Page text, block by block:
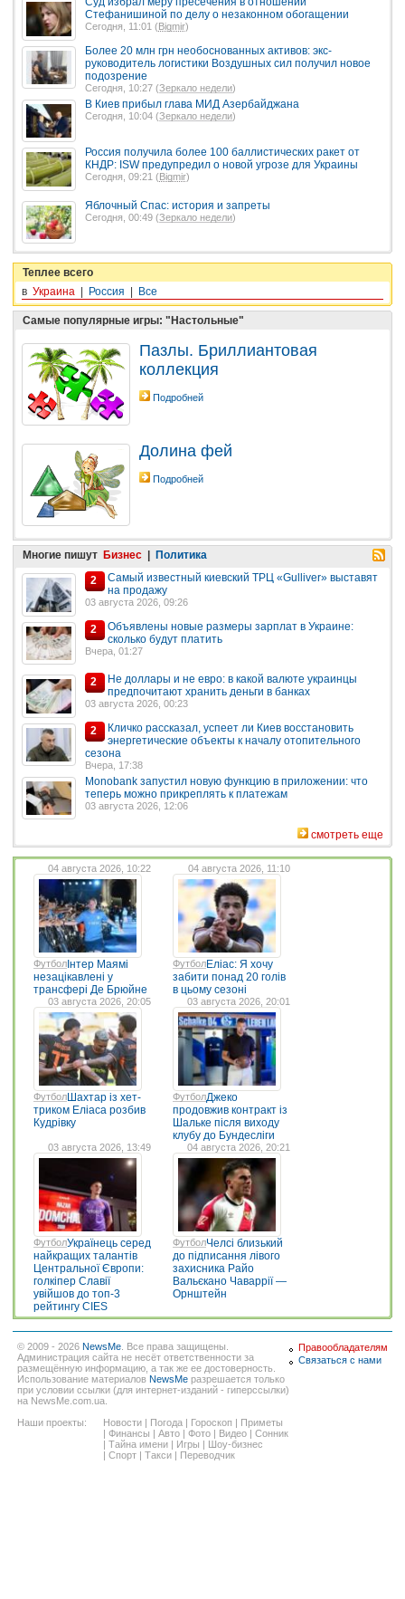
Стефанишиной по делу о незаконном обогащении
Сегодня, 11:01 (Bigmir)
Более 20 млн грн необоснованных активов: экс-
руководитель логистики Воздушных сил получил новое
подозрение
Сегодня, 10:27 (Зеркало недели)
В Киев прибыл глава МИД Азербайджана
Сегодня, 10:04 (Зеркало недели)
Россия получила более 100 баллистических ракет от
КНДР: ISW предупредил о новой угрозе для Украины
Сегодня, 09:21 (Bigmir)
Яблочный Спас: история и запреты
Сегодня, 00:49 (Зеркало недели)
Теплее всего
в Украина Россия Все
Самые популярные игры: "Настольные"
Пазлы. Бриллиантовая
коллекция
Подробней
Долина фей
Подробней
Многие пишут Бизнес
Политика
2
Самый известный киевский ТРЦ «Gulliver» выставят
на продажу
03 августа 2026, 09:26
2
Объявлены новые размеры зарплат в Украине:
сколько будут платить
Вчера, 01:27
2
Не доллары и не евро: в какой валюте украинцы
предпочитают хранить деньги в банках
03 августа 2026, 00:23
2
Кличко рассказал, успеет ли Киев восстановить
энергетические объекты к началу отопительного
сезона
Вчера, 17:38
Monobank запустил новую функцию в приложении: что
теперь можно прикреплять к платежам
03 августа 2026, 12:06
смотреть еще
04 августа 2026, 10:22
Футбол Інтер Маямі
незацікавлені у
трансфері Де Брюйне
04 августа 2026, 11:10
ФутболЕліас: Я хочу
забити понад 20 голів
в цьому сезоні
03 августа 2026, 20:05
ФутболШахтар із хет-
триком Еліаса розбив
Кудрівку
03 августа 2026, 20:01
ФутболДжеко
продовжив контракт із
Шальке після виходу
клубу до Бундесліги
03 августа 2026, 13:49
ФутболУкраїнець серед
найкращих талантів
Центральної Європи:
голкіпер Славії
увійшов до топ-3
рейтингу CIES
04 августа 2026, 20:21
ФутболЧелсі близький
до підписання лівого
захисника Райо
Вальєкано Чаваррії —
Орнштейн
© 2009 - 2026 NewsMe . Все права защищены.
Администрация сайта не несёт ответственности за
размещённую информацию, а так же ее достоверность.
Использование материалов NewsMe разрешается только
при условии ссылки (для интернет-изданий - гиперссылки)
на NewsMe.com.ua.
Наши проекты:
Новости | Погода | Гороскоп | Приметы
| Финансы | Авто | Фото | Видео | Сонник
| Тайна имени | Игры | Шоу-бизнес
| Спорт | Такси | Переводчик
Правообладателям
Связаться с нами